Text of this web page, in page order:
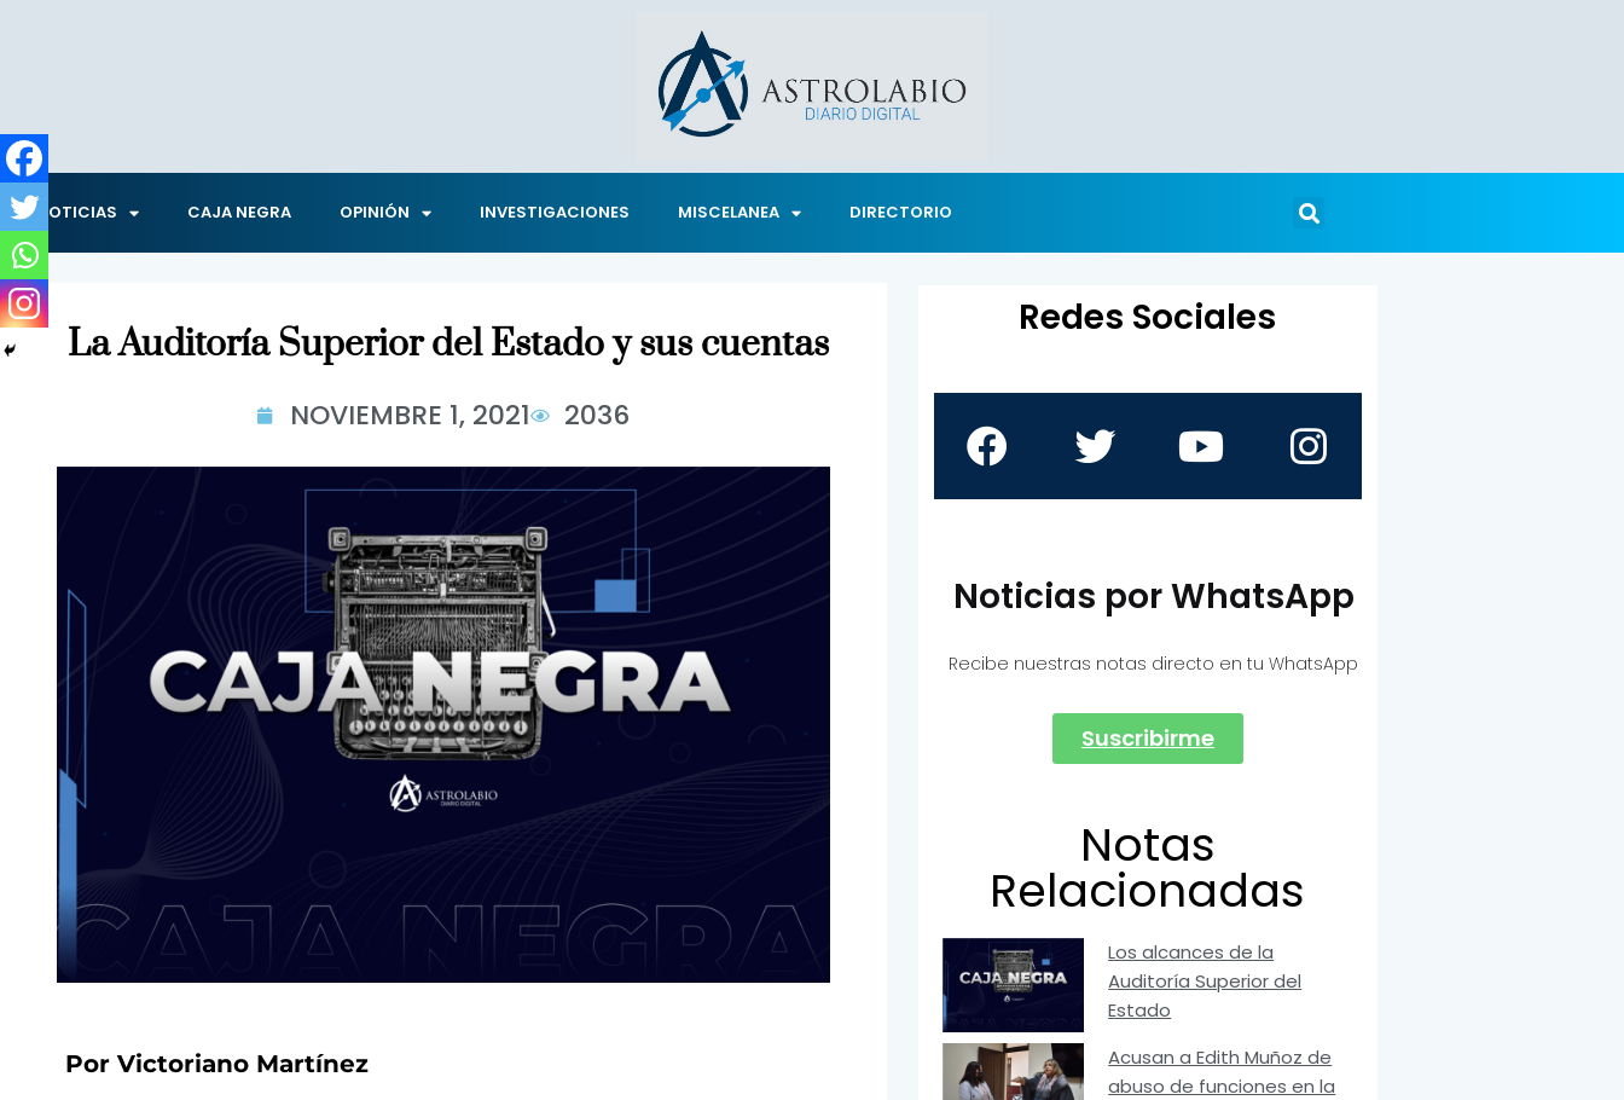
NOTICIAS CAJA NEGRA OPINIÓN INVESTIGACIONES MISCELANEA DIRECTORIO
La Auditoría Superior del Estado y sus cuentas
NOVIEMBRE 1, 2021 2036
Por Victoriano Martínez
Redes Sociales
Noticias por WhatsApp
Recibe nuestras notas directo en tu WhatsApp
Suscribirme
Notas
Relacionadas
Los alcances de la
Auditoría Superior del
Estado
Acusan a Edith Muñoz de
abuso de funciones en la